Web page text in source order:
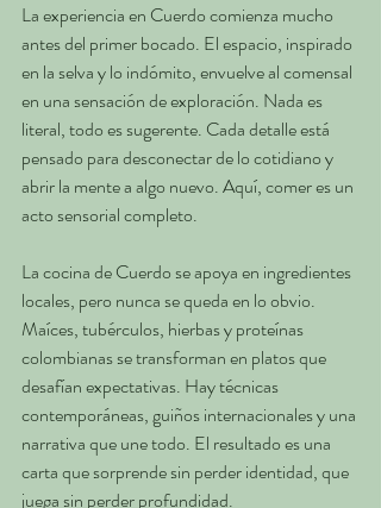
La experiencia en Cuerdo comienza mucho
antes del primer bocado. El espacio, inspirado
en la selva y lo indómito, envuelve al comensal
en una sensación de exploración. Nada es
literal, todo es sugerente. Cada detalle está
pensado para desconectar de lo cotidiano y
abrir la mente a algo nuevo. Aquí, comer es un
acto sensorial completo.
La cocina de Cuerdo se apoya en ingredientes
locales, pero nunca se queda en lo obvio.
Maíces, tubérculos, hierbas y proteínas
colombianas se transforman en platos que
desafían expectativas. Hay técnicas
contemporáneas, guiños internacionales y una
narrativa que une todo. El resultado es una
carta que sorprende sin perder identidad, que
juega sin perder profundidad.